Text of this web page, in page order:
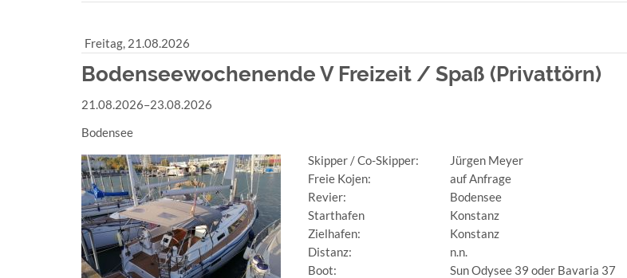
PRIVATTÖRN)
Freitag, 21.08.2026
Bodenseewochenende V Freizeit / Spaß (Privattörn)
21.08.2026–23.08.2026
Bodensee
Skipper / Co-Skipper:
Jürgen Meyer
Freie Kojen:
auf Anfrage
Revier:
Bodensee
Starthafen
Konstanz
Zielhafen:
Konstanz
Distanz:
n.n.
Boot:
Sun Odysee 39 oder Bavaria 37